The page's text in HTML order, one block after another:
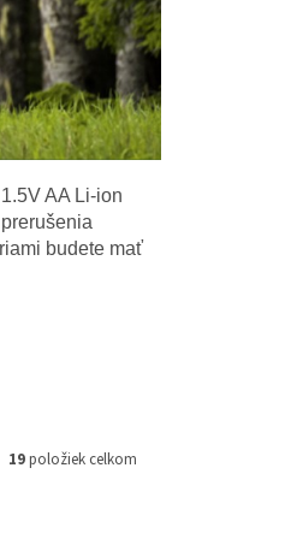
AA Li-ion
budete mať
19položiek celkom